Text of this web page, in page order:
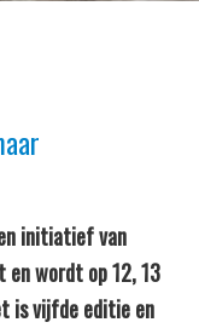
initiatief van
en wordt op 12, 13
is vijfde editie en